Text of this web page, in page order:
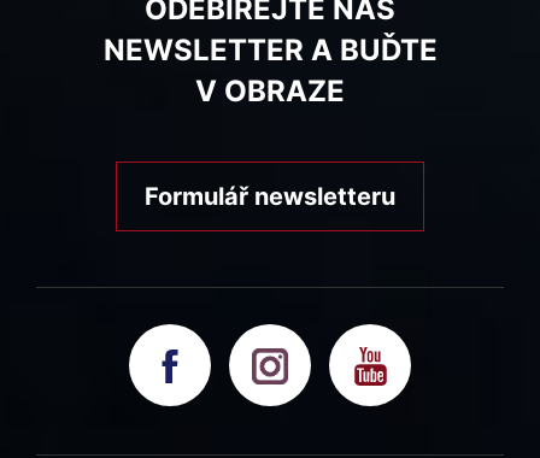
ODEBÍREJTE NÁŠ
NEWSLETTER A BUĎTE
V OBRAZE
Formulář newsletteru